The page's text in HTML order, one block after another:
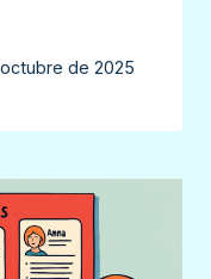
de 2025